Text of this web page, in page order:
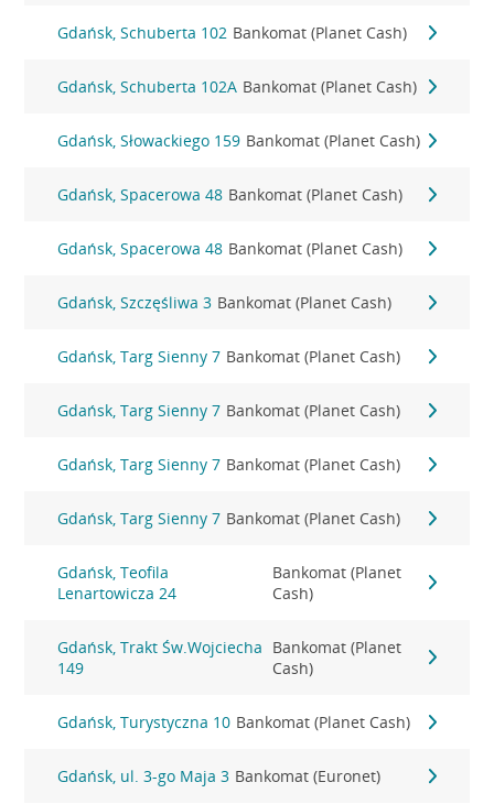
Gdańsk, Schuberta 102 Bankomat (Planet Cash)
Gdańsk, Schuberta 102A Bankomat (Planet Cash)
Gdańsk, Słowackiego 159 Bankomat (Planet Cash)
Gdańsk, Spacerowa 48 Bankomat (Planet Cash)
Gdańsk, Spacerowa 48 Bankomat (Planet Cash)
Gdańsk, Szczęśliwa 3 Bankomat (Planet Cash)
Gdańsk, Targ Sienny 7 Bankomat (Planet Cash)
Gdańsk, Targ Sienny 7 Bankomat (Planet Cash)
Gdańsk, Targ Sienny 7 Bankomat (Planet Cash)
Gdańsk, Targ Sienny 7 Bankomat (Planet Cash)
Gdańsk, Teofila
Lenartowicza 24
Bankomat (Planet
Cash)
Gdańsk, Trakt Św.Wojciecha
149
Bankomat (Planet
Cash)
Gdańsk, Turystyczna 10 Bankomat (Planet Cash)
Gdańsk, ul. 3-go Maja 3 Bankomat (Euronet)